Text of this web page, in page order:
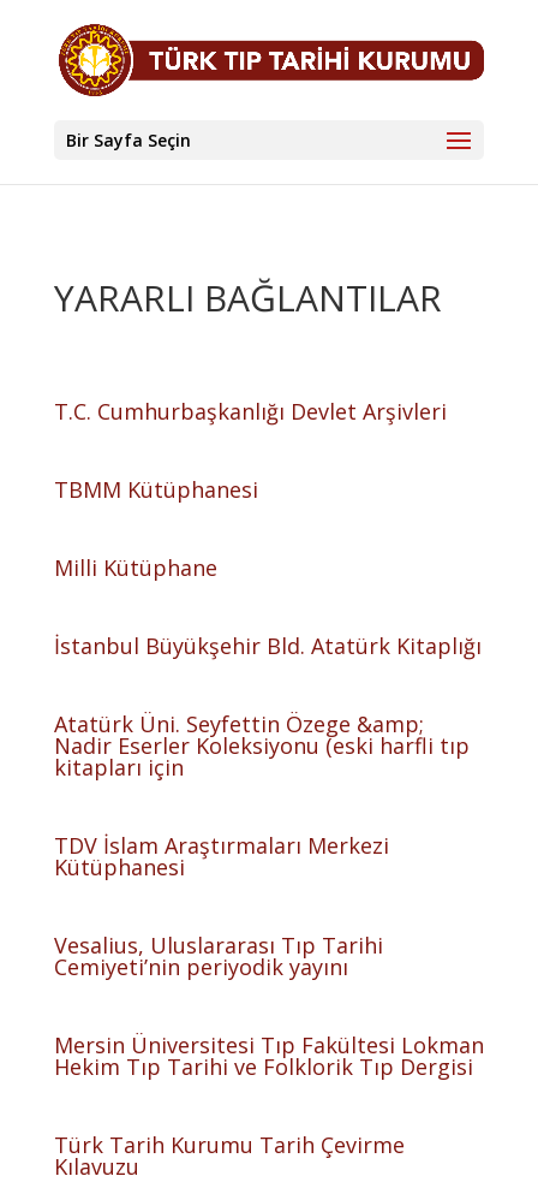
Bir Sayfa Seçin
YARARLI BAĞLANTILAR
T.C. Cumhurbaşkanlığı Devlet Arşivleri
TBMM Kütüphanesi
Milli Kütüphane
İstanbul Büyükşehir Bld. Atatürk Kitaplığı
Atatürk Üni. Seyfettin Özege &amp;
Nadir Eserler Koleksiyonu (eski harfli tıp
kitapları için
TDV İslam Araştırmaları Merkezi
Kütüphanesi
Vesalius, Uluslararası Tıp Tarihi
Cemiyeti’nin periyodik yayını
Mersin Üniversitesi Tıp Fakültesi Lokman
Hekim Tıp Tarihi ve Folklorik Tıp Dergisi
Türk Tarih Kurumu Tarih Çevirme
Kılavuzu